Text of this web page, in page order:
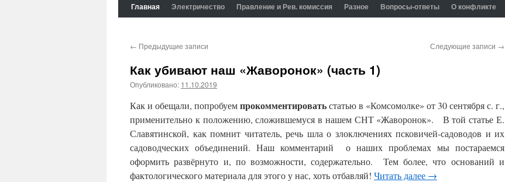
Главная Электричество Правление и Рев. комиссия Разное Вопросы-ответы О конфликте
← Предыдущие записи Следующие записи →
Как убивают наш «Жаворонок» (часть 1)
Опубликовано: 11.10.2019
Как и обещали, попробуемпрокомментироватьстатью в «Комсомолке» от 30 сентября с. г.,
применительно к положению, сложившемуся в нашем СНТ «Жаворонок». В той статье Е.
Славятинской, как помнит читатель, речь шла о злоключениях псковичей-садоводов и их
садоводческих объединений. Наш комментарий о наших проблемах мы постараемся
оформить развёрнуто и, по возможности, содержательно. Тем более, что оснований и
фактологического материала для этого у нас, хоть отбавляй! Читать далее →